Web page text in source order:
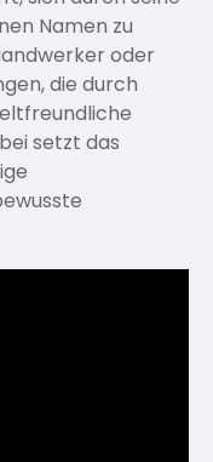
Namen zu
oder
die durch
setzt das